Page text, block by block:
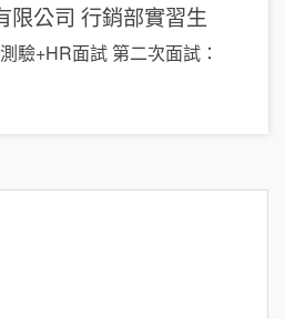
限公司 行銷部實習生
驗+HR面試 第二次面試：